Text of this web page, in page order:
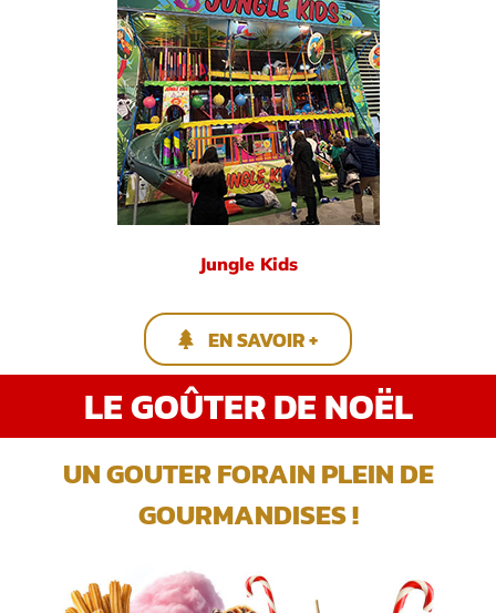
Jungle Kids
EN SAVOIR +
LE GOÛTER DE NOËL
UN GOUTER FORAIN PLEIN DE
GOURMANDISES !